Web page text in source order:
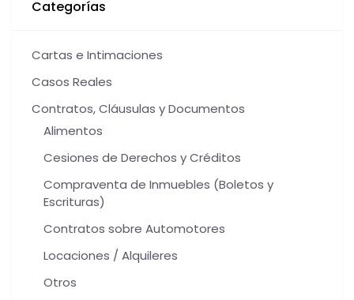
Categorías
Cartas e Intimaciones
Casos Reales
Contratos, Cláusulas y Documentos
Alimentos
Cesiones de Derechos y Créditos
Compraventa de Inmuebles (Boletos y
Escrituras)
Contratos sobre Automotores
Locaciones / Alquileres
Otros